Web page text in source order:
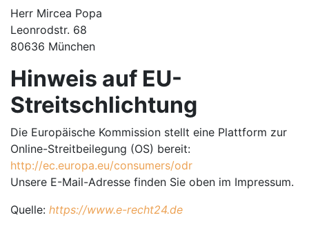
Herr Mircea Popa
Leonrodstr. 68
80636 München
Hinweis auf EU-
Streitschlichtung
Die Europäische Kommission stellt eine Plattform zur
Online-Streitbeilegung (OS) bereit:
http://ec.europa.eu/consumers/odr
Unsere E-Mail-Adresse finden Sie oben im Impressum.
Quelle: https://www.e-recht24.de